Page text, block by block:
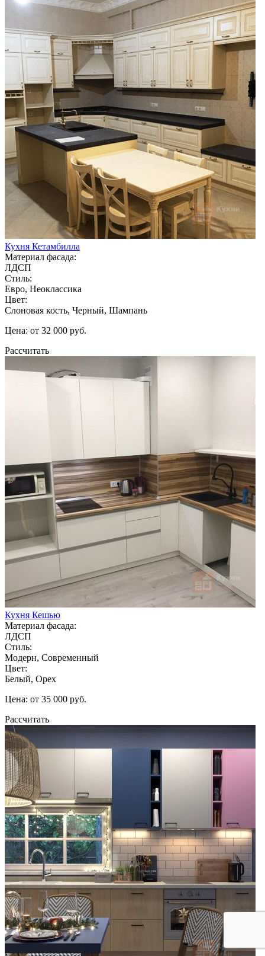
Кухня Кетамбилла
Материал фасада:
ЛДСП
Стиль:
Евро, Неоклассика
Цвет:
Слоновая кость, Черный, Шампань
Цена: от 32 000 руб.
Рассчитать
Кухня Кешью
Материал фасада:
ЛДСП
Стиль:
Модерн, Современный
Цвет:
Белый, Орех
Цена: от 35 000 руб.
Рассчитать